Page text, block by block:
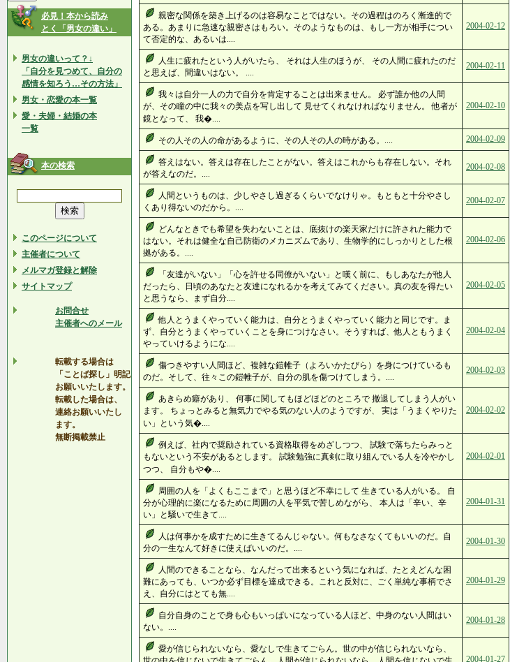
必見！本から読み
とく「男女の違い」
男女の違いって？↓
「自分を見つめて、自分の
感情を知ろう…その方法」
男女・恋愛の本一覧
愛・夫婦・結婚の本
一覧
本の検索
このページについて
主催者について
メルマガ登録と解除
サイトマップ
お問合せ
主催者へのメール
転載する場合は
「ことば探し」明記
お願いいたします。
転載した場合は、
連絡お願いいたし
ます。
無断掲載禁止
親密な関係を築き上げるのは容易なことではない。その過程はのろく漸進的で
ある。あまりに急速な親密さはもろい。そのようなものは、もし一方が相手につい
て否定的な、あるいは....
2004-02-12
人生に疲れたという人がいたら、 それは人生のほうが、 その人間に疲れたのだ
と思えば、間違いはない。 ....
2004-02-11
我々は自分一人の力で自分を肯定することは出来ません。 必ず誰か他の人間
が、その瞳の中に我々の美点を写し出して 見せてくれなければなりません。 他者が
鏡となって、 我�....
2004-02-10
その人その人の命があるように、その人その人の時がある。.... 2004-02-09
答えはない。答えは存在したことがない。答えはこれからも存在しない。それ
が答えなのだ。....
2004-02-08
人間というものは、少しやさし過ぎるくらいでなけりゃ。もともと十分やさし
くあり得ないのだから。....
2004-02-07
どんなときでも希望を失わないことは、底抜けの楽天家だけに許された能力で
はない。それは健全な自己防衛のメカニズムであり、生物学的にしっかりとした根
拠がある。....
2004-02-06
「友達がいない」「心を許せる同僚がいない」と嘆く前に、もしあなたが他人
だったら、日頃のあなたと友達になれるかを考えてみてください。真の友を得たい
と思うなら、まず自分....
2004-02-05
他人とうまくやっていく能力は、自分とうまくやっていく能力と同じです。ま
ず、自分とうまくやっていくことを身につけなさい。そうすれば、他人ともうまく
やっていけるようにな....
2004-02-04
傷つきやすい人間ほど、複雑な鎧帷子（よろいかたびら）を身につけているも
のだ。そして、往々この鎧帷子が、自分の肌を傷つけてしまう。....
2004-02-03
あきらめ癖があり、 何事に関してもほどほどのところで 撤退してしまう人がい
ます。 ちょっとみると無気力でやる気のない人のようですが、 実は「うまくやりた
い」という気�....
2004-02-02
例えば、社内で奨励されている資格取得をめざしつつ、 試験で落ちたらみっと
もないという不安があるとします。 試験勉強に真剣に取り組んでいる人を冷やかし
つつ、 自分もや�....
2004-02-01
周囲の人を「よくもここまで」と思うほど不幸にして 生きている人がいる。 自
分が心理的に楽になるために周囲の人を平気で苦しめながら、 本人は「辛い、辛
い」と騒いで生きて....
2004-01-31
人は何事かを成すために生きてるんじゃない。何もなさなくてもいいのだ。自
分の一生なんて好きに使えばいいのだ。....
2004-01-30
人間のできることなら、なんだって出来るという気になれば、たとえどんな困
難にあっても、いつか必ず目標を達成できる。これと反対に、ごく単純な事柄でさ
え、自分にはとても無....
2004-01-29
自分自身のことで身も心もいっぱいになっている人ほど、中身のない人間はい
ない。....
2004-01-28
愛が信じられないなら、愛なしで生きてごらん。世の中が信じられないなら、
2004-01-27